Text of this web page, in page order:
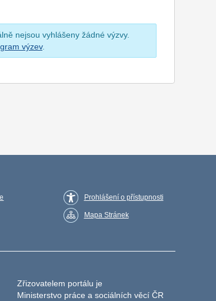
nejsou vyhlášeny žádné výzvy.
výzev.
Prohlášení o přístupnosti
Mapa Stránek
Zřizovatelem portálu je
Ministerstvo práce a sociálních věcí ČR